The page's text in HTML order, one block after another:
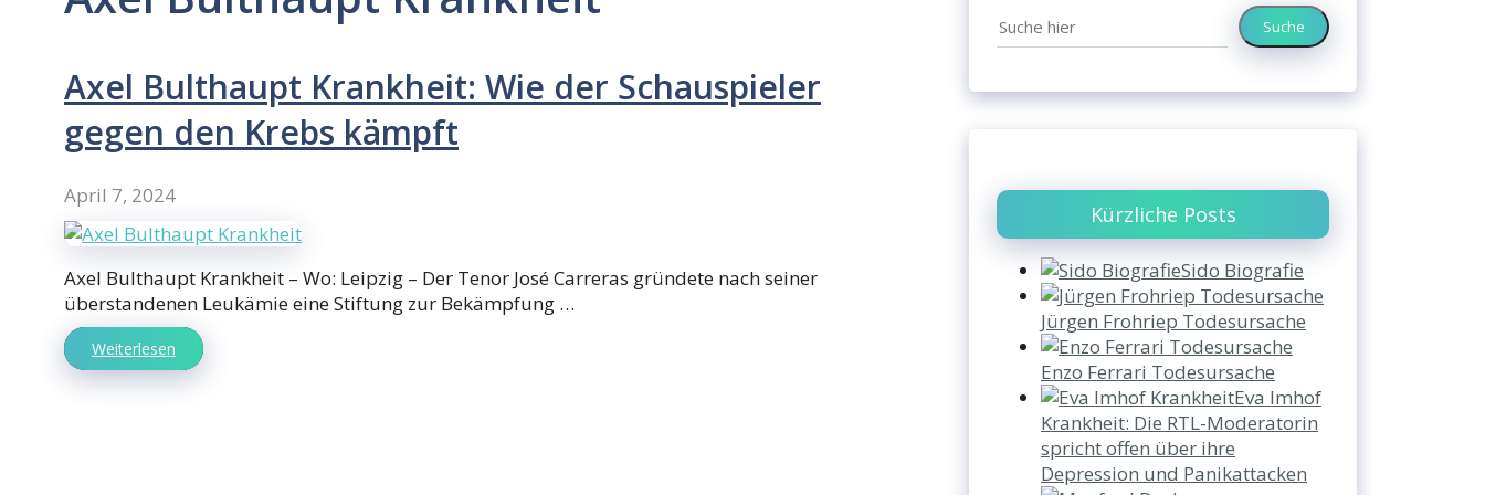
Axel Bulthaupt Krankheit: Wie der Schauspieler
gegen den Krebs kämpft
April 7, 2024
Axel Bulthaupt Krankheit – Wo: Leipzig – Der Tenor José Carreras gründete nach seiner
überstandenen Leukämie eine Stiftung zur Bekämpfung …
Weiterlesen
Suche
Kürzliche Posts
Sido Biografie
Jürgen Frohriep Todesursache
Enzo Ferrari Todesursache
Eva Imhof
Krankheit: Die RTL-Moderatorin
spricht offen über ihre
Depression und Panikattacken